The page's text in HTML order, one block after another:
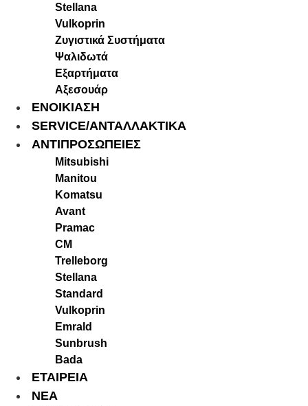
Stellana
Vulkoprin
Ζυγιστικά Συστήματα
Ψαλιδωτά
Εξαρτήματα
Αξεσουάρ
ΕΝΟΙΚΙΑΣΗ
SERVICE/ΑΝΤΑΛΛΑΚΤΙΚΑ
ΑΝΤΙΠΡΟΣΩΠΕΙΕΣ
Mitsubishi
Manitou
Komatsu
Avant
Pramac
CM
Trelleborg
Stellana
Standard
Vulkoprin
Emrald
Sunbrush
Bada
ΕΤΑΙΡΕΙΑ
ΝΕΑ